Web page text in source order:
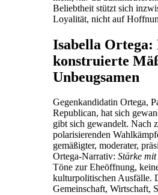
Beliebtheit stützt sich
Loyalität, nicht auf
Isabella Ortega:
konstruierte
Unbeugsamen
Gegenkandidatin Ortega,
Republican, hat sich
gibt sich gewandelt. Nach
polarisierenden
gemäßigter, moderater,
Ortega-Narrativ: Stärke
Töne zur Eheöffnung,
kulturpolitischen Ausfälle.
Gemeinschaft, Wirtschaft,